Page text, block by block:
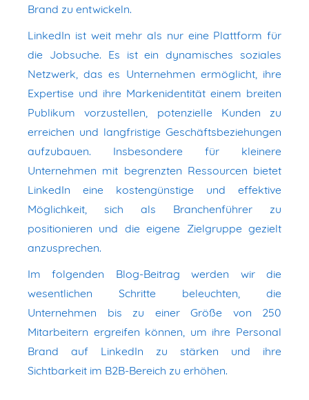
Brand zu entwickeln.
LinkedIn ist weit mehr als nur eine Plattform für
die Jobsuche. Es ist ein dynamisches soziales
Netzwerk, das es Unternehmen ermöglicht, ihre
Expertise und ihre Markenidentität einem breiten
Publikum vorzustellen, potenzielle Kunden zu
erreichen und langfristige Geschäftsbeziehungen
aufzubauen. Insbesondere für kleinere
Unternehmen mit begrenzten Ressourcen bietet
LinkedIn eine kostengünstige und effektive
Möglichkeit, sich als Branchenführer zu
positionieren und die eigene Zielgruppe gezielt
anzusprechen.
Im folgenden Blog-Beitrag werden wir die
wesentlichen Schritte beleuchten, die
Unternehmen bis zu einer Größe von 250
Mitarbeitern ergreifen können, um ihre Personal
Brand auf LinkedIn zu stärken und ihre
Sichtbarkeit im B2B-Bereich zu erhöhen.